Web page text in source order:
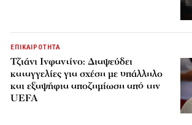
ΕΠΙΚΑΙΡΟΤΗΤΑ
Τζιάνι Ινφαντίνο: Διαψεύδει
καταγγελίες για σχέση με υπάλληλο
και εξαψήφια αποζημίωση από την
UEFA